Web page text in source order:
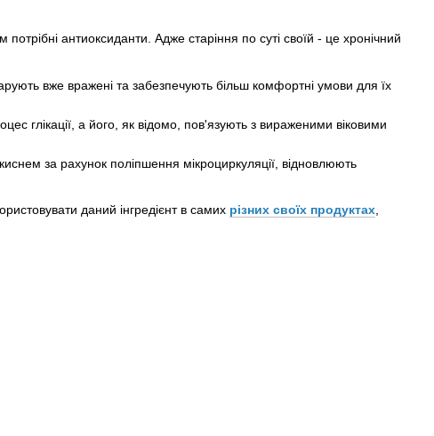
антиоксиданти. Адже старіння по суті своїй - це хронічний
вже вражені та забезпечують більш комфортні умови для їх
глікації, а його, як відомо, пов'язують з вираженими віковими
за рахунок поліпшення мікроциркуляції, відновлюють
даний інгредієнт в самих різних своїх продуктах